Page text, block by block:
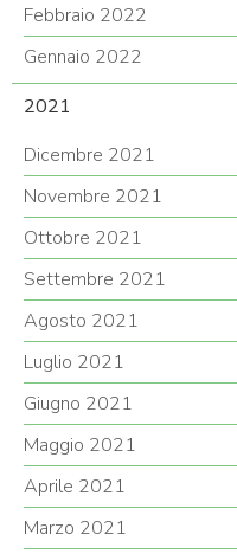
Febbraio 2022
Gennaio 2022
2021
Dicembre 2021
Novembre 2021
Ottobre 2021
Settembre 2021
Agosto 2021
Luglio 2021
Giugno 2021
Maggio 2021
Aprile 2021
Marzo 2021